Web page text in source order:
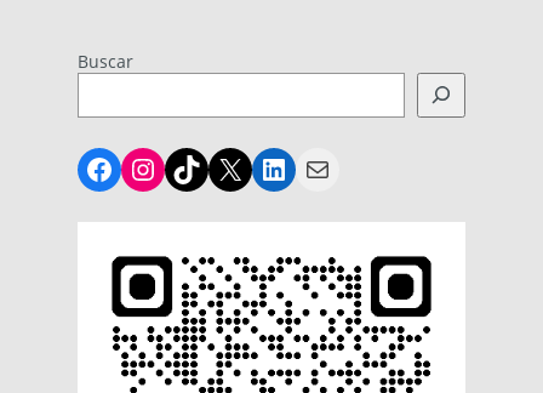
Buscar
Facebook
Instagram
TikTok
X LinkedIn
Mail